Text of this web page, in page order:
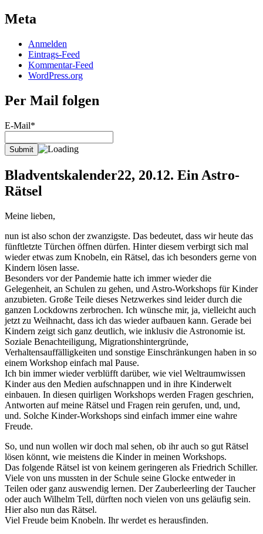
Meta
Anmelden
Eintrags-Feed
Kommentar-Feed
WordPress.org
Per Mail folgen
E-Mail*
Bladventskalender22, 20.12. Ein Astro-
Rätsel
Meine lieben,
nun ist also schon der zwanzigste. Das bedeutet, dass wir heute das
fünftletzte Türchen öffnen dürfen. Hinter diesem verbirgt sich mal
wieder etwas zum Knobeln, ein Rätsel, das ich besonders gerne von
Kindern lösen lasse.
Besonders vor der Pandemie hatte ich immer wieder die
Gelegenheit, an Schulen zu gehen, und Astro-Workshops für Kinder
anzubieten. Große Teile dieses Netzwerkes sind leider durch die
ganzen Lockdowns zerbrochen. Ich wünsche mir, ja, vielleicht auch
jetzt zu Weihnacht, dass ich das wieder aufbauen kann. Gerade bei
Kindern zeigt sich ganz deutlich, wie inklusiv die Astronomie ist.
Soziale Benachteiligung, Migrationshintergründe,
Verhaltensauffälligkeiten und sonstige Einschränkungen haben in so
einem Workshop einfach mal Pause.
Ich bin immer wieder verblüfft darüber, wie viel Weltraumwissen
Kinder aus den Medien aufschnappen und in ihre Kinderwelt
einbauen. In diesen quirligen Workshops werden Fragen geschrien,
Antworten auf meine Rätsel und Fragen rein gerufen, und, und,
und. Solche Kinder-Workshops sind einfach immer eine wahre
Freude.
So, und nun wollen wir doch mal sehen, ob ihr auch so gut Rätsel
lösen könnt, wie meistens die Kinder in meinen Workshops.
Das folgende Rätsel ist von keinem geringeren als Friedrich Schiller.
Viele von uns mussten in der Schule seine Glocke entweder in
Teilen oder ganz auswendig lernen. Der Zauberleerling der Taucher
oder auch Wilhelm Tell, dürften noch vielen von uns geläufig sein.
Hier also nun das Rätsel.
Viel Freude beim Knobeln. Ihr werdet es herausfinden.